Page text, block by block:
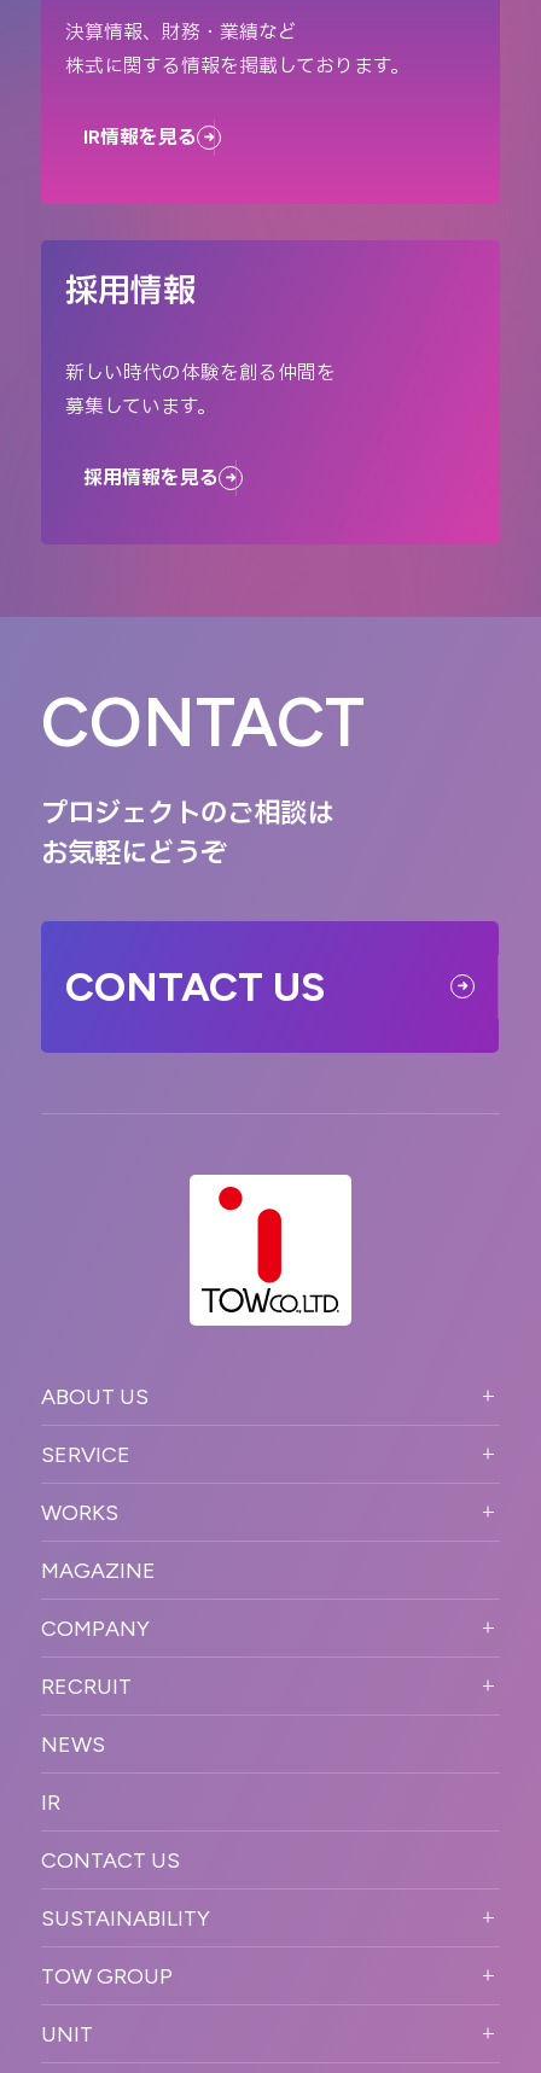
決算情報、財務・業績など
株式に関する情報を掲載しております。
IR情報を見る
採用情報
新しい時代の体験を創る仲間を
募集しています。
採用情報を見る
CONTACT
プロジェクトのご相談は
お気軽にどうぞ
CONTACT US
ABOUT US
PURPOSE
VISION
OUR DNA
SERVICE
STRONG POINT
BUSINESS DOMAIN
SOLUTION
WORKFLOW
WORKS
オンラインイベント
SNSプロモーション
プラットフォーム販
促
デジタル制作・映像
制作
PR
カンファレンス・展示会・アワ
ESPORTS・ゲームプロモーシ
MAGAZINE
COMPANY
COMPANY INFORMATION
MESSAGE
OFFICER
ACCESS
ORGANIZATION CHART
HISTORY
RECRUIT
新卒採用
キャリア採用
NEWS
IR
CONTACT US
SUSTAINABILITY
サステナビリティ
TOW GROUP
MOTTO
UNIT